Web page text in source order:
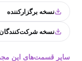
نسخه برگزارکننده
نسخه شرکت‌کنندگان
سایر قسمت‌های این